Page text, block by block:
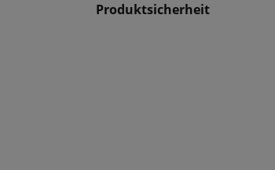
Produktsicherheit